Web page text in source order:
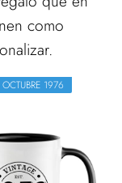
como
1976